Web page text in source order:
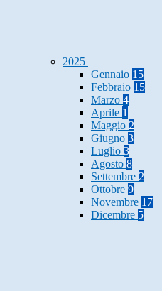
2025
Gennaio 15
Febbraio 15
Marzo 4
Aprile 1
Maggio 2
Giugno 3
Luglio 3
Agosto 8
Settembre 2
Ottobre 9
Novembre 17
Dicembre 5